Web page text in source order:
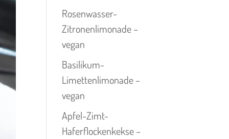
Rosenwasser-
Zitronenlimonade –
vegan
Basilikum-
Limettenlimonade –
vegan
Apfel-Zimt-
Haferflockenkekse –